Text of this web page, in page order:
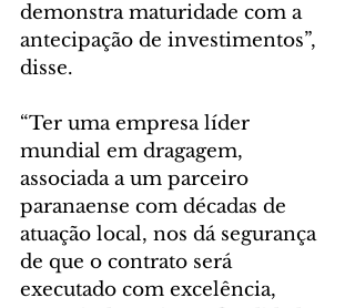
demonstra maturidade com a
antecipação de investimentos”,
disse.
“Ter uma empresa líder
mundial em dragagem,
associada a um parceiro
paranaense com décadas de
atuação local, nos dá segurança
de que o contrato será
executado com excelência,